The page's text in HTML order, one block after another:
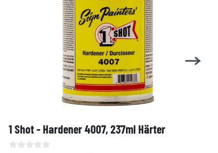
1 Shot - Hardener 4007, 237ml Härter